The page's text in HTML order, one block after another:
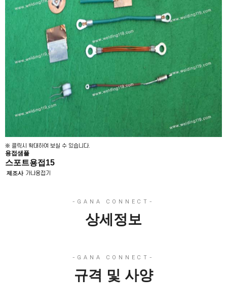
※ 클릭시 확대하여 보실 수 있습니다.
용접샘플
스포트용접15
제조사 가나용접기
상세정보
규격 및 사양